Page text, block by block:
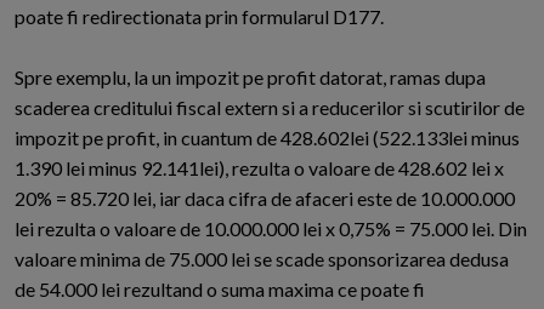
poate fi redirectionata prin formularul D177.
Spre exemplu, la un impozit pe profit datorat, ramas dupa
scaderea creditului fiscal extern si a reducerilor si scutirilor de
impozit pe profit, in cuantum de 428.602lei (522.133lei minus
1.390 lei minus 92.141lei), rezulta o valoare de 428.602 lei x
20% = 85.720 lei, iar daca cifra de afaceri este de 10.000.000
lei rezulta o valoare de 10.000.000 lei x 0,75% = 75.000 lei. Din
valoare minima de 75.000 lei se scade sponsorizarea dedusa
de 54.000 lei rezultand o suma maxima ce poate fi